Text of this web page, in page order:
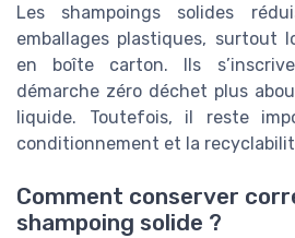
Les shampoings solides
emballages plastiques, surtout
en boîte carton. Ils
démarche zéro déchet plus
liquide. Toutefois, il reste
conditionnement et la
Comment conserver
shampoing solide ?